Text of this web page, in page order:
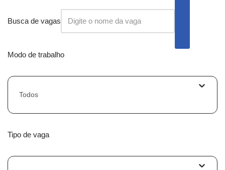
Busca de vagas
Modo de trabalho
Todos
Tipo de vaga